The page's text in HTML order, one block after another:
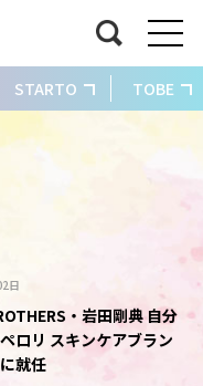
STARTO TOBE
日
・岩田剛典 自分
ロリ スキンケアブラン
就任